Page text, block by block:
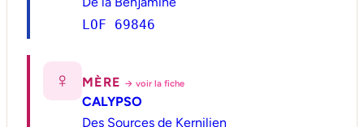
LOF 69846
♀ MÈRE → voir la fiche
CALYPSO
Des Sources de Kernilien